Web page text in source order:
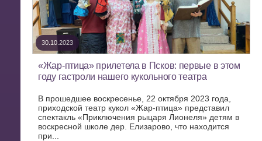
30.10.2023
«Жар-птица» прилетела в Псков: первые в этом
году гастроли нашего кукольного театра
В прошедшее воскресенье, 22 октября 2023 года,
приходской театр кукол «Жар-птица» представил
спектакль «Приключения рыцаря Лионеля» детям в
воскресной школе дер. Елизарово, что находится
при...